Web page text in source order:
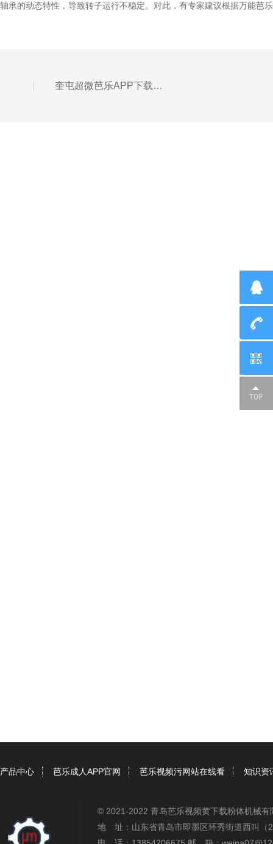
轴承的动态特性，导致转子运行不稳定。对此，有专家建议根据万能芭
奎屯超微芭乐APP下载无限免费特点及原理结构简介
产品中心 芭乐成人APP官网 芭乐视频污网站在线看 知识资
© 2021-2022 青岛芭乐视频黄下载粉体机械
地 址：山东省青岛市即墨区环秀街道西叫（